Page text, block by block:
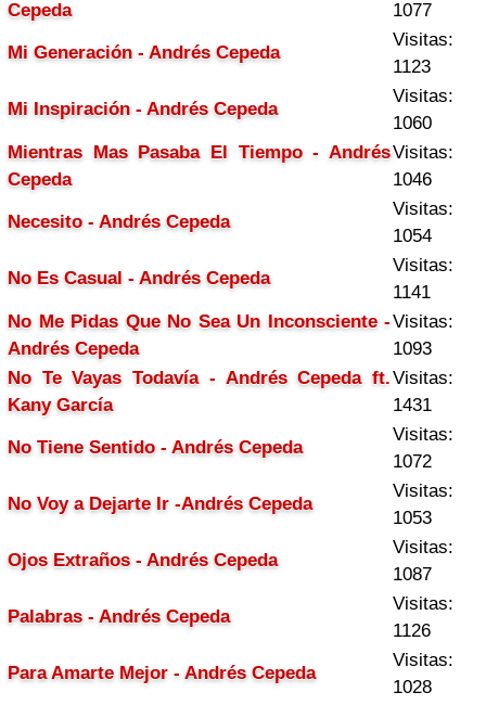
Cepeda 1077
Mi Generación - Andrés Cepeda
Visitas:
1123
Mi Inspiración - Andrés Cepeda
Visitas:
1060
Mientras Mas Pasaba El Tiempo - Andrés
Cepeda
Visitas:
1046
Necesito - Andrés Cepeda
Visitas:
1054
No Es Casual - Andrés Cepeda
Visitas:
1141
No Me Pidas Que No Sea Un Inconsciente -
Andrés Cepeda
Visitas:
1093
No Te Vayas Todavía - Andrés Cepeda ft.
Kany García
Visitas:
1431
No Tiene Sentido - Andrés Cepeda
Visitas:
1072
No Voy a Dejarte Ir -Andrés Cepeda
Visitas:
1053
Ojos Extraños - Andrés Cepeda
Visitas:
1087
Palabras - Andrés Cepeda
Visitas:
1126
Para Amarte Mejor - Andrés Cepeda
Visitas:
1028